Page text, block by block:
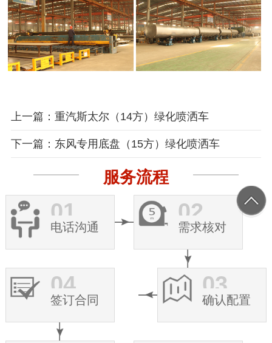
上一篇：重汽斯太尔（14方）绿化喷洒车
下一篇：东风专用底盘（15方）绿化喷洒车
服务流程
01
电话沟通
02
需求核对
03
确认配置
04
签订合同